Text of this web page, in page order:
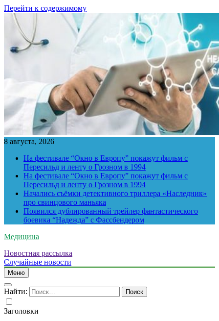
Перейти к содержимому
8 августа, 2026
На фестивале “Окно в Европу” покажут фильм с
Пересильд и ленту о Грозном в 1994
На фестивале “Окно в Европу” покажут фильм с
Пересильд и ленту о Грозном в 1994
Начались съёмки детективного триллера «Наследник»
про свинцового маньяка
Появился дублированный трейлер фантастического
боевика “Надежда” с Фассбендером
Медицина
Новостная рассылка
Случайные новости
Меню
Найти:
Заголовки